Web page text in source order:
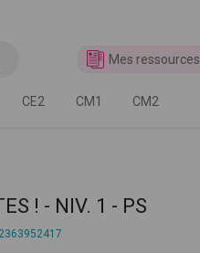
Mes ressources
CE2 CM1 CM2
! - NIV. 1 - PS